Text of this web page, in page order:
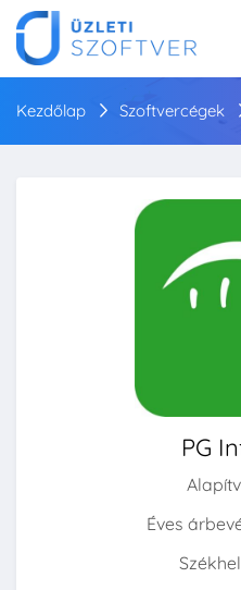
Kezdőlap Szoftvercégek
PG
Éves